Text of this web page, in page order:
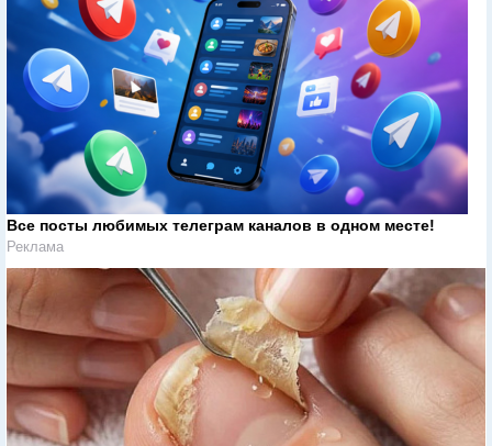
Все посты любимых телеграм каналов в одном месте!
Реклама